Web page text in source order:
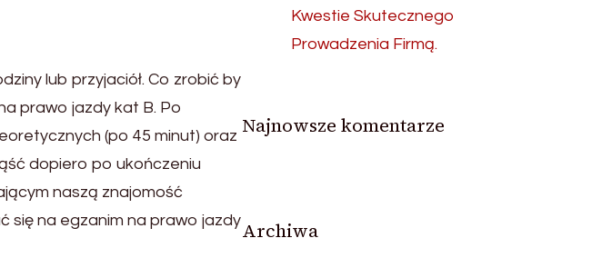
lub przyjaciół. Co zrobić by
prawo jazdy kat B. Po
(po 45 minut) oraz
dopiero po ukończeniu
naszą znajomość
się na egzanim na prawo jazdy
Kwestie Skutecznego
Prowadzenia Firmą.
Najnowsze komentarze
Archiwa